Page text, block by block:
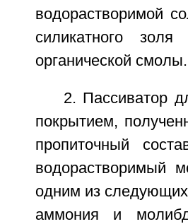
водорастворимой
силикатного
органической смолы.
2. Пассиватор
покрытием,
пропиточный
водорастворимый
одним из
аммония и